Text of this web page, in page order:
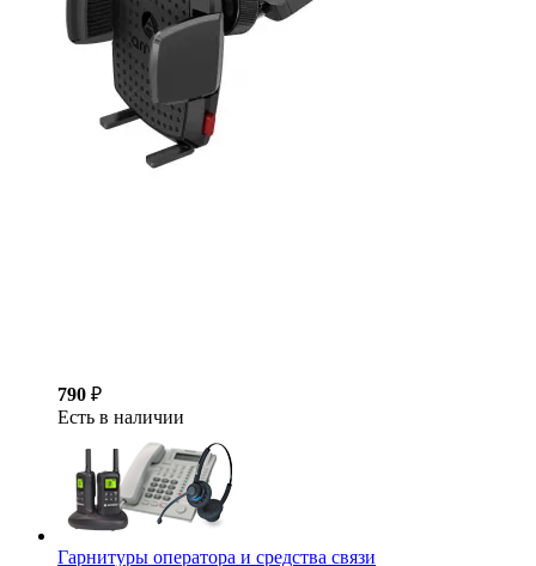
790 ₽
Есть в наличии
Гарнитуры оператора и средства связи